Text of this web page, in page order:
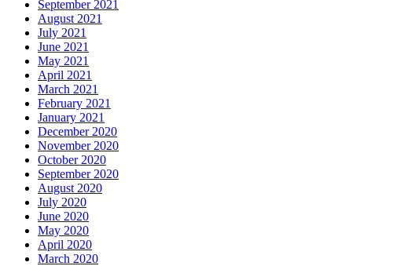
September 2021
August 2021
July 2021
June 2021
May 2021
April 2021
March 2021
February 2021
January 2021
December 2020
November 2020
October 2020
September 2020
August 2020
July 2020
June 2020
May 2020
April 2020
March 2020